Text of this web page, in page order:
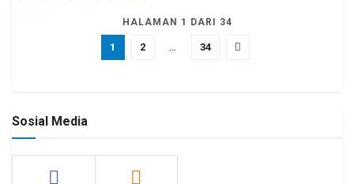
HALAMAN 1 DARI 34
1 2 … 34
Sosial Media